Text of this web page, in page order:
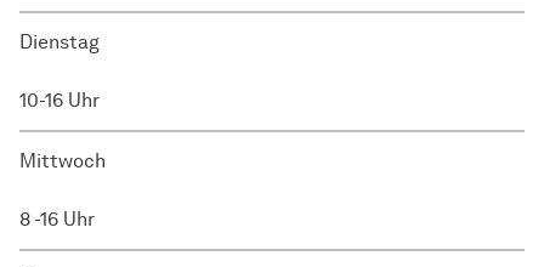
Dienstag
10-16 Uhr
Mittwoch
8 -16 Uhr